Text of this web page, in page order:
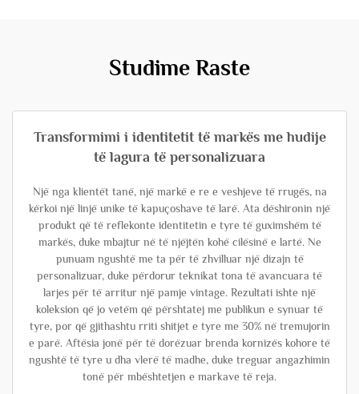
Studime Raste
Transformimi i identitetit të markës me hudije
të lagura të personalizuara
Një nga klientët tanë, një markë e re e veshjeve të rrugës, na
kërkoi një linjë unike të kapuçoshave të larë. Ata dëshironin një
produkt që të reflekonte identitetin e tyre të guximshëm të
markës, duke mbajtur në të njëjtën kohë cilësinë e lartë. Ne
punuam ngushtë me ta për të zhvilluar një dizajn të
personalizuar, duke përdorur teknikat tona të avancuara të
larjes për të arritur një pamje vintage. Rezultati ishte një
koleksion që jo vetëm që përshtatej me publikun e synuar të
tyre, por që gjithashtu rriti shitjet e tyre me 30% në tremujorin
e parë. Aftësia jonë për të dorëzuar brenda kornizës kohore të
ngushtë të tyre u dha vlerë të madhe, duke treguar angazhimin
tonë për mbështetjen e markave të reja.